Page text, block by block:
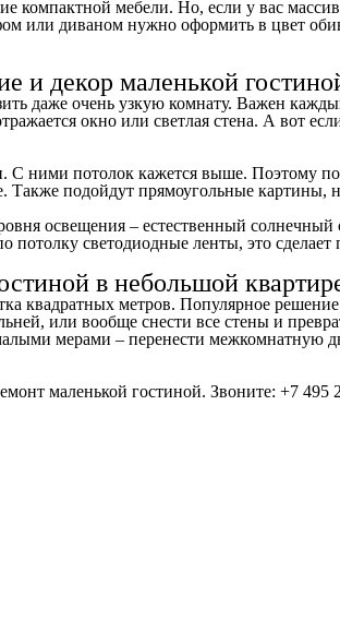
компактной мебели. Но, если у вас
или диваном нужно оформить в цвет
и декор маленькой
даже очень узкую комнату. Важен
окно или светлая стена. А вот
С ними потолок кажется выше. Поэтому
подойдут прямоугольные картины,
освещения – естественный солнечный
светодиодные ленты, это
в небольшой
квадратных метров. Популярное
или вообще снести все стены и
мерами – перенести межкомнатную
маленькой гостиной. Звоните: +7 495